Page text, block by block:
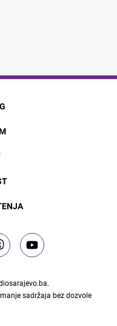
.
sadržaja bez dozvole